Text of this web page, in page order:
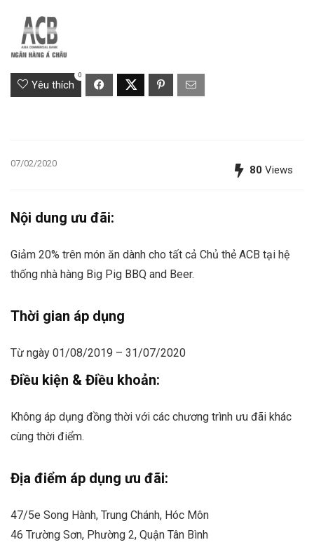
Yêu thích
0
07/02/2020
80 Views
Nội dung ưu đãi:
Giảm 20% trên món ăn dành cho tất cả Chủ thẻ ACB tại hệ
thống nhà hàng Big Pig BBQ and Beer.
Thời gian áp dụng
Từ ngày 01/08/2019 – 31/07/2020
Điều kiện & Điều khoản:
Không áp dụng đồng thời với các chương trình ưu đãi khác
cùng thời điểm.
Địa điểm áp dụng ưu đãi:
47/5e Song Hành, Trung Chánh, Hóc Môn
46 Trường Sơn, Phường 2, Quận Tân Bình